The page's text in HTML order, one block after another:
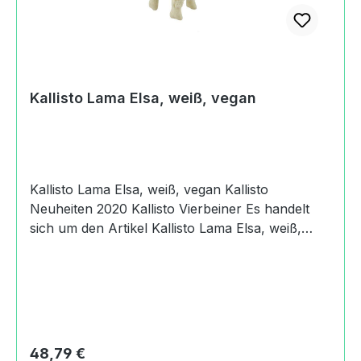
Kallisto Lama Elsa, weiß, vegan
Kallisto Lama Elsa, weiß, vegan Kallisto
Neuheiten 2020 Kallisto Vierbeiner Es handelt
sich um den Artikel Kallisto Lama Elsa, weiß,
16 cmHöhe: 30 cmMachart/StilKallisto Lama
Regulärer Preis:
48,79 €